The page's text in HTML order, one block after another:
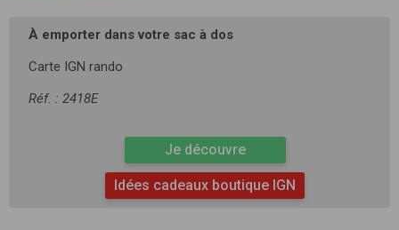
À emporter dans votre sac à dos
Carte IGN rando
Réf. : 2418E
Je découvre
Idées cadeaux boutique IGN